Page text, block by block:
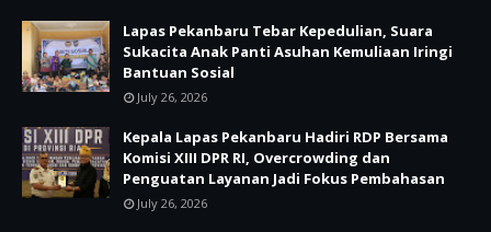
Lapas Pekanbaru Tebar Kepedulian, Suara
Sukacita Anak Panti Asuhan Kemuliaan Iringi
Bantuan Sosial
July 26, 2026
Kepala Lapas Pekanbaru Hadiri RDP Bersama
Komisi XIII DPR RI, Overcrowding dan
Penguatan Layanan Jadi Fokus Pembahasan
July 26, 2026